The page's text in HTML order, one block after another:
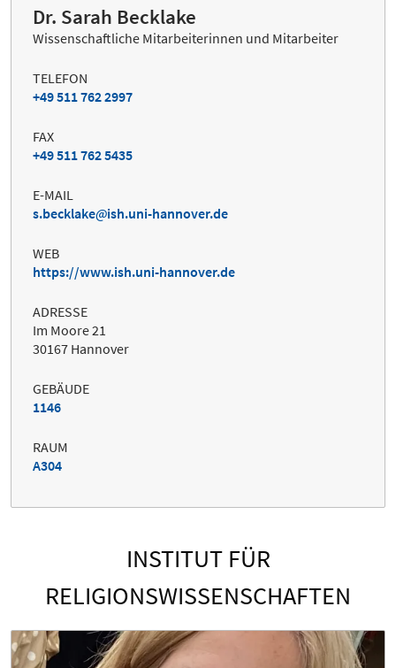
Dr. Sarah Becklake
Wissenschaftliche Mitarbeiterinnen und Mitarbeiter
TELEFON
+49 511 762 2997
FAX
+49 511 762 5435
E-MAIL
s.becklake
ish.uni-hannover.de
WEB
https://www.ish.uni-hannover.de
ADRESSE
Im Moore 21
30167 Hannover
GEBÄUDE
1146
RAUM
A304
INSTITUT FÜR
RELIGIONSWISSENSCHAFTEN